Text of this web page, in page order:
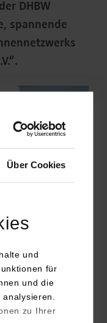
Über Cookies
und
für
und die
zu Ihrer
DHBW
spannende
Leichen –
der Krimi-Lesung
Dorothea
Tanja Jaurich und